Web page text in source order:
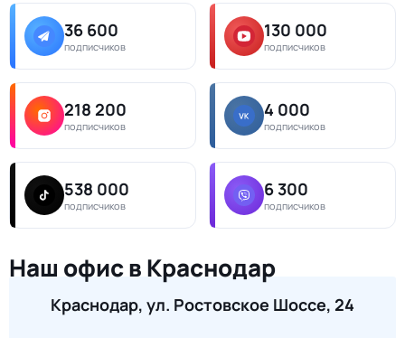
36 600
подписчиков
130 000
подписчиков
218 200
подписчиков
4 000
подписчиков
538 000
подписчиков
6 300
подписчиков
Наш офис в Краснодар
Краснодар, ул. Ростовское Шоссе, 24